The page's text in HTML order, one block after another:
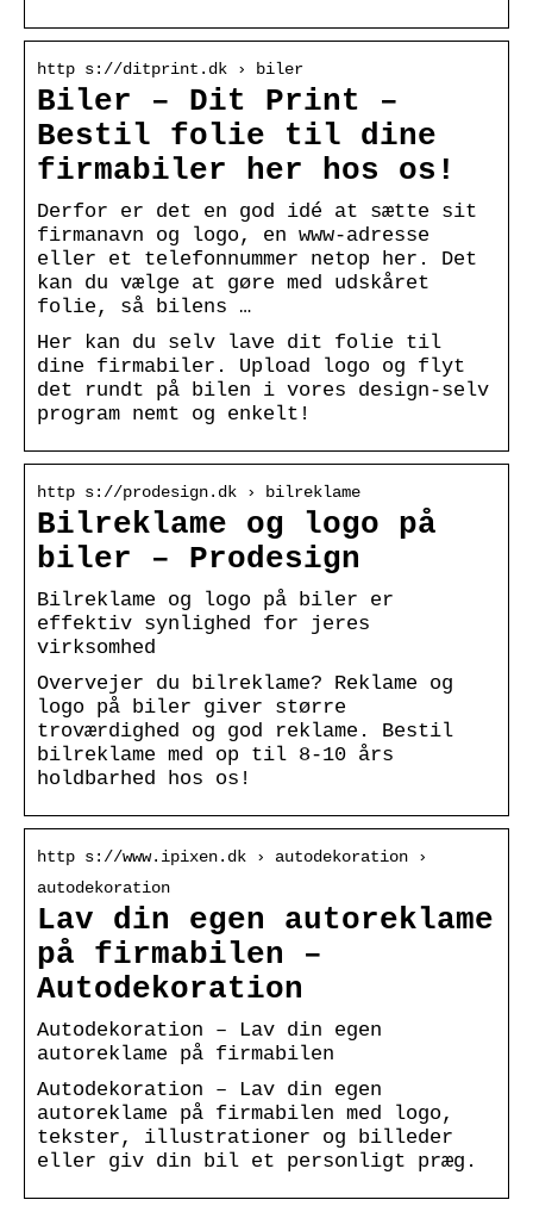
http s://ditprint.dk › biler
Biler – Dit Print –
Bestil folie til dine
firmabiler her hos os!
Derfor er det en god idé at sætte sit
firmanavn og logo, en www-adresse
eller et telefonnummer netop her. Det
kan du vælge at gøre med udskåret
folie, så bilens …
Her kan du selv lave dit folie til
dine firmabiler. Upload logo og flyt
det rundt på bilen i vores design-selv
program nemt og enkelt!
http s://prodesign.dk › bilreklame
Bilreklame og logo på
biler – Prodesign
Bilreklame og logo på biler er
effektiv synlighed for jeres
virksomhed
Overvejer du bilreklame? Reklame og
logo på biler giver større
troværdighed og god reklame. Bestil
bilreklame med op til 8-10 års
holdbarhed hos os!
http s://www.ipixen.dk › autodekoration ›
autodekoration
Lav din egen autoreklame
på firmabilen –
Autodekoration
Autodekoration – Lav din egen
autoreklame på firmabilen
Autodekoration – Lav din egen
autoreklame på firmabilen med logo,
tekster, illustrationer og billeder
eller giv din bil et personligt præg.